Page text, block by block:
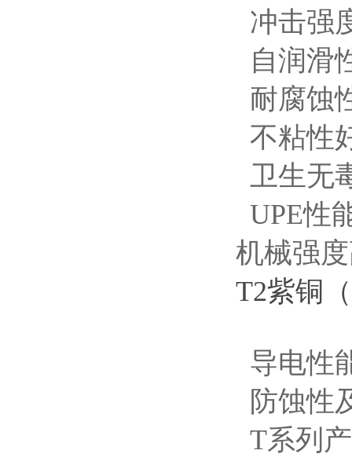
冲击强
自润滑
耐腐蚀
不粘性
卫生无
UPE性
机械强
T2紫铜
导电性
防蚀性
T系列